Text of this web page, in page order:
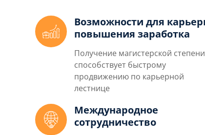
Возможности для
повышения заработка
Получение магистерской степени
способствует быстрому
продвижению по карьерной
лестнице
Международное
сотрудничество